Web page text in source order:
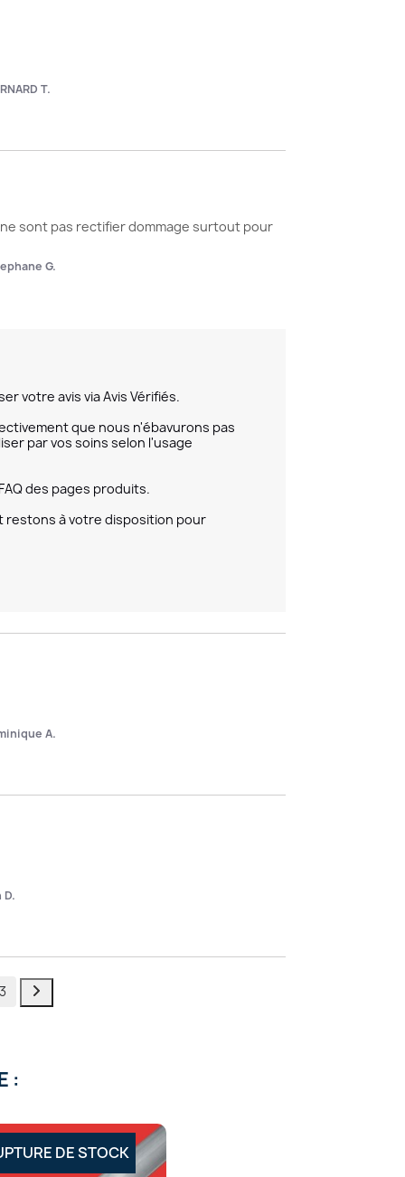
T.
sont pas rectifier dommage surtout pour
G.
votre avis via Avis Vérifiés.
que nous n'ébavurons pas
par vos soins selon l'usage
des pages produits.
restons à votre disposition pour
A.
D.
:
DE STOCK